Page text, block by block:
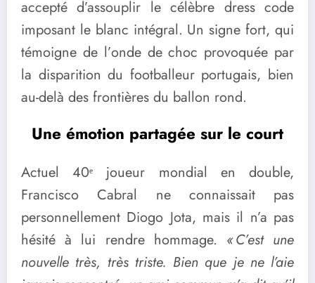
accepté d’assouplir le célèbre dress code
imposant le blanc intégral. Un signe fort, qui
témoigne de l’onde de choc provoquée par
la disparition du footballeur portugais, bien
au-delà des frontières du ballon rond.
Une émotion partagée sur le court
Actuel 40ᵉ joueur mondial en double,
Francisco Cabral ne connaissait pas
personnellement Diogo Jota, mais il n’a pas
hésité à lui rendre hommage. « C’est une
nouvelle très, très triste. Bien que je ne l’aie